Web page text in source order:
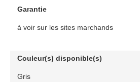
Garantie
à voir sur les sites marchands
Couleur(s) disponible(s)
Gris